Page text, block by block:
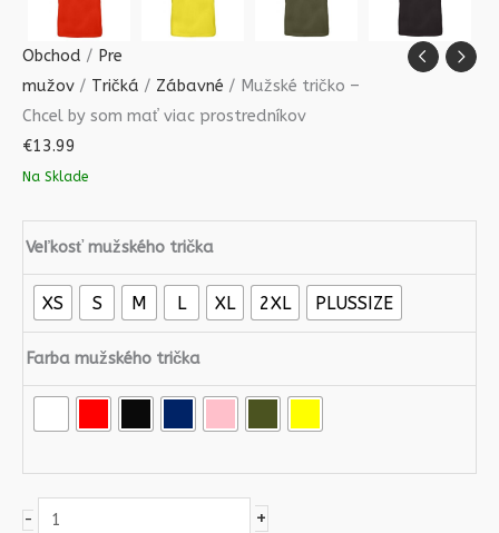
Obchod / Pre
mužov / Tričká / Zábavné / Mužské tričko –
Chcel by som mať viac prostredníkov
€13.99
Na Sklade
Veľkosť mužského trička
XS S M L XL 2XL PLUSSIZE
Farba mužského trička
- +